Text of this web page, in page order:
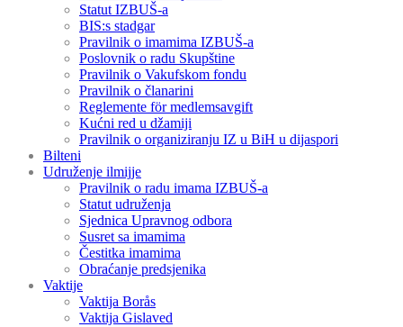
Statut IZBUŠ-a
BIS:s stadgar
Pravilnik o imamima IZBUŠ-a
Poslovnik o radu Skupštine
Pravilnik o Vakufskom fondu
Pravilnik o članarini
Reglemente för medlemsavgift
Kućni red u džamiji
Pravilnik o organiziranju IZ u BiH u dijaspori
Bilteni
Udruženje ilmijje
Pravilnik o radu imama IZBUŠ-a
Statut udruženja
Sjednica Upravnog odbora
Susret sa imamima
Čestitka imamima
Obraćanje predsjenika
Vaktije
Vaktija Borås
Vaktija Gislaved